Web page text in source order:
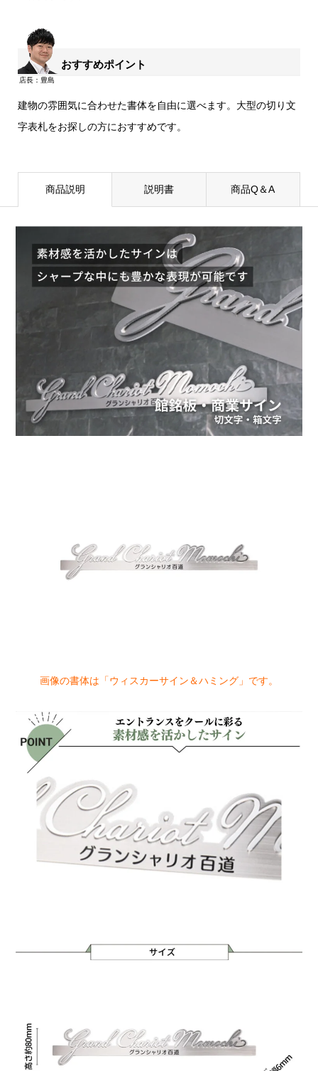
おすすめポイント
建物の雰囲気に合わせた書体を自由に選べます。大型の切り文
字表札をお探しの方におすすめです。
商品説明 説明書 商品Q＆A
画像の書体は「ウィスカーサイン＆ハミング」です。